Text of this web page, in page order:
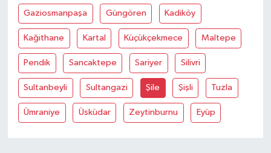
Gaziosmanpaşa Güngören Kadiköy
Kağithane Kartal Küçükçekmece Maltepe
Pendik Sancaktepe Sariyer Silivri
Sultanbeyli Sultangazi Şile Şişli Tuzla
Ümraniye Üsküdar Zeytinburnu Eyüp
SİYASET
Sındırgı
SPOR
SÜRMANŞET